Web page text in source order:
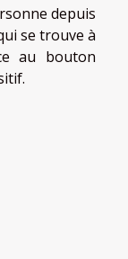
depuis
se trouve à
au bouton